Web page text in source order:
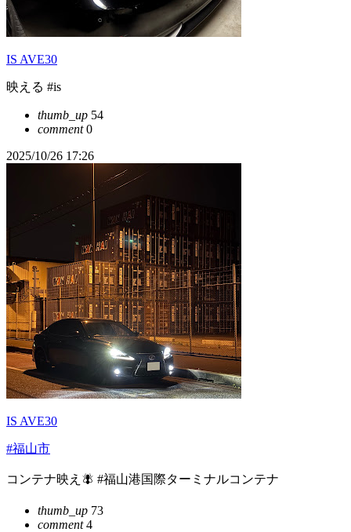
IS AVE30
映える #is
thumb_up 54
comment0
2025/10/26 17:26
IS AVE30
#福山市
コンテナ映え🪰 #福山港国際ターミナルコンテナ
thumb_up 73
comment4